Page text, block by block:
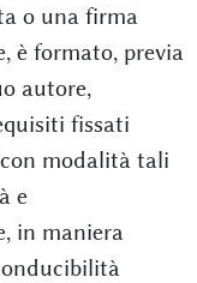
o una firma
è formato, previa
autore,
fissati
modalità tali
e
in maniera